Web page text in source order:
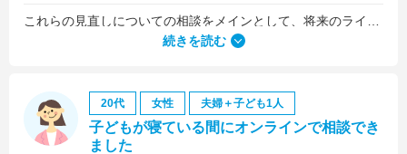
続きを読む
20代 女性 夫婦＋子ども1人
子どもが寝ている間にオンラインで相談でき
ました